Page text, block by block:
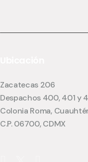
Zacatecas 206
Despachos 400, 401 y
Colonia Roma,
C.P. 06700, CDMX